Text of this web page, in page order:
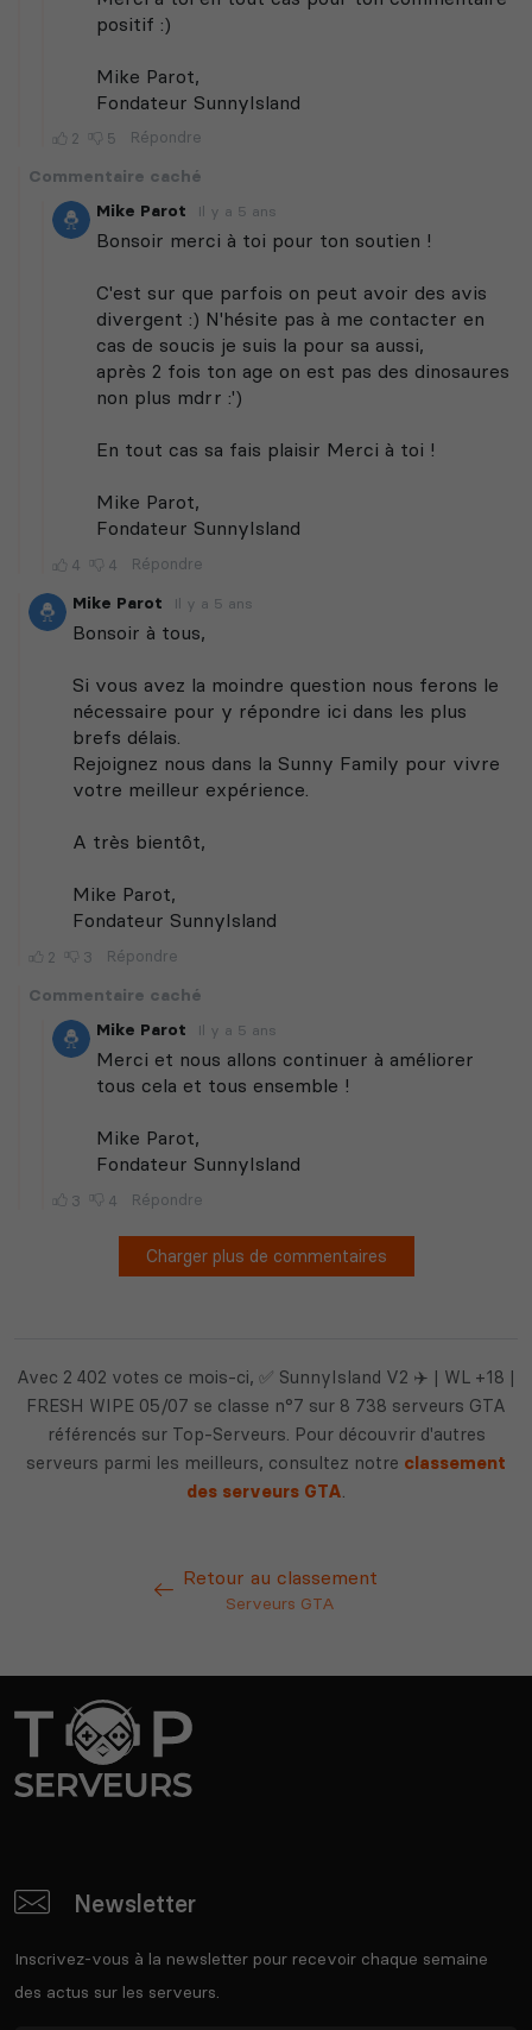
Avec 2 402 votes ce mois-ci, ✅ SunnyIsland V2 ✈️ | WL +18 |
FRESH WIPE 05/07 se classe n°7 sur 8 738 serveurs GTA
référencés sur Top-Serveurs. Pour découvrir d'autres
serveurs parmi les meilleurs, consultez notre classement
des serveurs GTA.
Retour au classement
Serveurs GTA
Newsletter
Inscrivez-vous à la newsletter pour recevoir chaque semaine
des actus sur les serveurs.